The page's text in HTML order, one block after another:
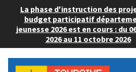
La phase d'instruction des
budget participatif
jeunesse 2026 est en cours : du
2026 au 11 octobre 2026